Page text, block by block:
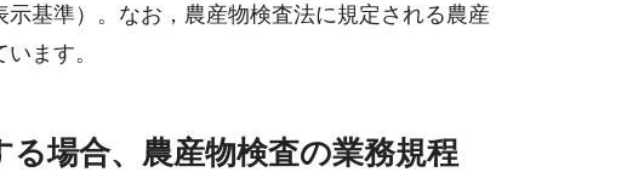
基準）。なお，農産物検査法に規定される農産
ます。
場合、農産物検査の業務規程